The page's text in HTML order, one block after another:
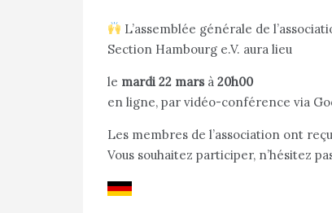
L’assemblée générale de
Section Hambourg e.V. aura lieu
le mardi 22 mars à 20h00
en ligne, par vidéo-conférence via
Les membres de l’association ont
Vous souhaitez participer, n’hésitez